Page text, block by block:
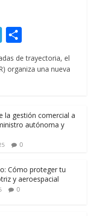
T
el
e
m
o
m
ti
r
de trayectoria, el
organiza una nueva
la gestión comercial a
autónoma y
0
Cómo proteger tu
y aeroespacial
0